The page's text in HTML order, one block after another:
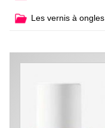
Les vernis à ongles